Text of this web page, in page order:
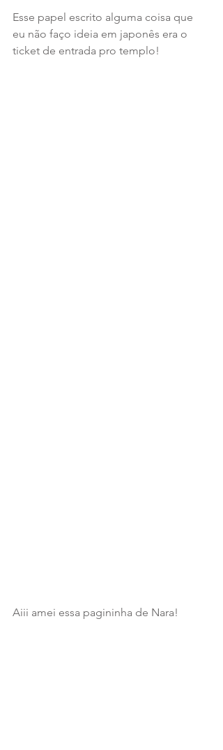
Esse papel escrito alguma coisa que
eu não faço ideia em japonês era o
ticket de entrada pro templo!
Aiii amei essa pagininha de Nara!